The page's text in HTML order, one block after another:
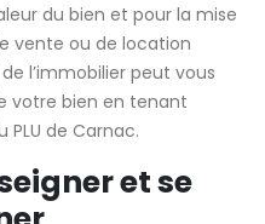
du bien et pour la mise
vente ou de location
l’immobilier peut vous
votre bien en tenant
de Carnac.
et se